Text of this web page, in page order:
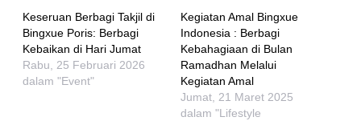
Keseruan Berbagi Takjil di
Bingxue Poris: Berbagi
Kebaikan di Hari Jumat
Rabu, 25 Februari 2026
dalam "Event"
Kegiatan Amal Bingxue
Indonesia : Berbagi
Kebahagiaan di Bulan
Ramadhan Melalui
Kegiatan Amal
Jumat, 21 Maret 2025
dalam "Lifestyle